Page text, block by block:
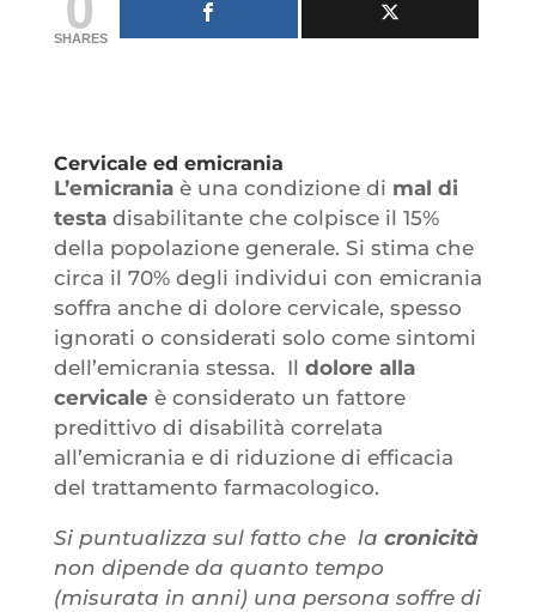
SHARES
Cervicale ed emicrania
L’emicraniaè una condizione di mal di
testadisabilitante che colpisce il 15%
della popolazione generale. Si stima che
circa il 70% degli individui con emicrania
soffra anche di dolore cervicale, spesso
ignorati o considerati solo come sintomi
dell’emicrania stessa. Il dolore alla
cervicaleè considerato un fattore
predittivo di disabilità correlata
all’emicrania e di riduzione di efficacia
del trattamento farmacologico.
Si puntualizza sul fatto che la cronicità
non dipende da quanto tempo
(misurata in anni) una persona soffre di